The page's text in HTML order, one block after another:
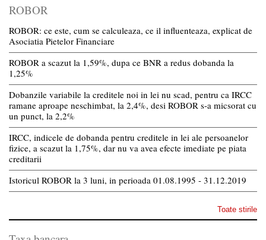
ROBOR
ROBOR: ce este, cum se calculeaza, ce il influenteaza, explicat de
Asociatia Pietelor Financiare
ROBOR a scazut la 1,59%, dupa ce BNR a redus dobanda la
1,25%
Dobanzile variabile la creditele noi in lei nu scad, pentru ca IRCC
ramane aproape neschimbat, la 2,4%, desi ROBOR s-a micsorat cu
un punct, la 2,2%
IRCC, indicele de dobanda pentru creditele in lei ale persoanelor
fizice, a scazut la 1,75%, dar nu va avea efecte imediate pe piata
creditarii
Istoricul ROBOR la 3 luni, in perioada 01.08.1995 - 31.12.2019
Toate stirile